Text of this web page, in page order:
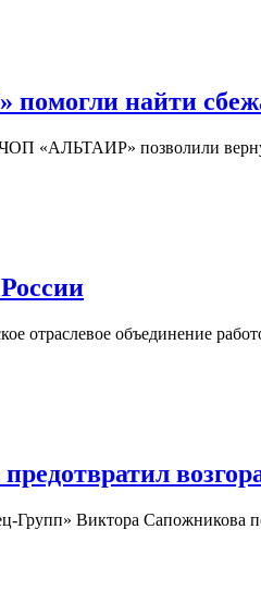
найти
«АЛЬТАИР» позволили
отраслевое объединение
Виктора Сапожникова